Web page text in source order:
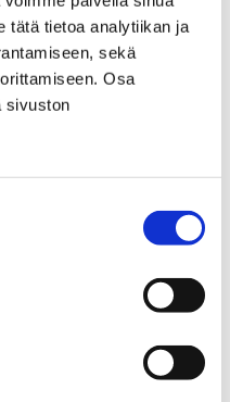
tätä tietoa analytiikan ja
sekä
Osa
sivuston
Lomatoiminta